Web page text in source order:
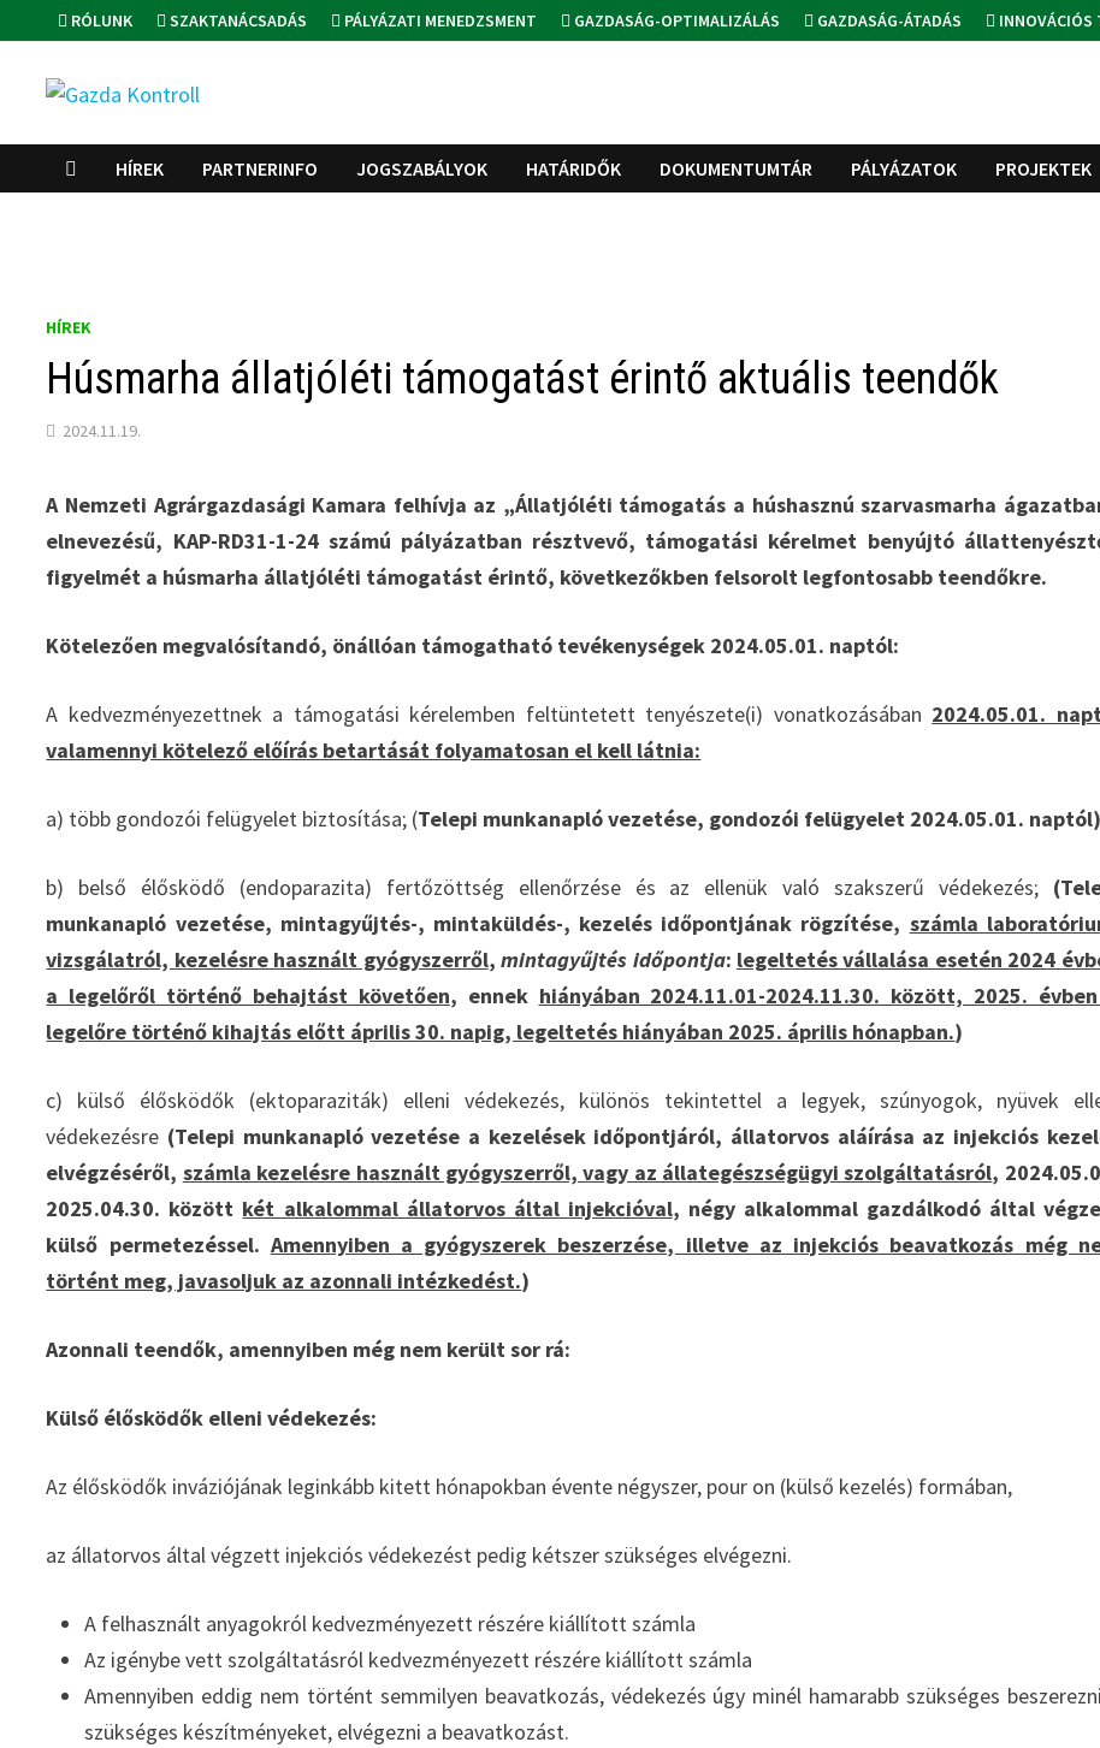
to
content
RÓLUNK SZAKTANÁCSADÁS PÁLYÁZATI MENEDZSMENT GAZDASÁG-OPTIMALIZÁLÁS GAZDASÁG-ÁTADÁS INNOVÁCIÓS
HÍREK PARTNERINFO JOGSZABÁLYOK HATÁRIDŐK DOKUMENTUMTÁR PÁLYÁZATOK PROJEKTEK
HÍREK
Húsmarha állatjóléti támogatást érintő aktuális teendők
2024.11.19.
A Nemzeti Agrárgazdasági Kamara felhívja az „Állatjóléti támogatás a húshasznú szarvasmarha
elnevezésű, KAP-RD31-1-24 számú pályázatban résztvevő, támogatási kérelmet benyújtó
figyelmét a húsmarha állatjóléti támogatást érintő, következőkben felsorolt legfontosabb teendőkre.
Kötelezően megvalósítandó, önállóan támogatható tevékenységek 2024.05.01. naptól:
A kedvezményezettnek a támogatási kérelemben feltüntetett tenyészete(i) vonatkozásában 2024.05.01.
valamennyi kötelező előírás betartását folyamatosan el kell látnia:
a) több gondozói felügyelet biztosítása; (Telepi munkanapló vezetése, gondozói felügyelet 2024.05.01. naptól)
b) belső élősködő (endoparazita) fertőzöttség ellenőrzése és az ellenük való szakszerű védekezés;
munkanapló vezetése, mintagyűjtés-, mintaküldés-, kezelés időpontjának rögzítése, számla
vizsgálatról, kezelésre használt gyógyszerről,mintagyűjtés időpontja: legeltetés vállalása esetén 2024
a legelőről történő behajtást követően, ennek hiányában 2024.11.01-2024.11.30. között, 2025.
legelőre történő kihajtás előtt április 30. napig, legeltetés hiányában 2025. április hónapban.)
c) külső élősködők (ektoparaziták) elleni védekezés, különös tekintettel a legyek, szúnyogok, nyüvek
védekezésre (Telepi munkanapló vezetése a kezelések időpontjáról, állatorvos aláírása az injekciós
elvégzéséről, számla kezelésre használt gyógyszerről, vagy az állategészségügyi szolgáltatásról,
2025.04.30. között két alkalommal állatorvos által injekcióval, négy alkalommal gazdálkodó által
külső permetezéssel. Amennyiben a gyógyszerek beszerzése, illetve az injekciós beavatkozás még
történt meg, javasoljuk az azonnali intézkedést.)
Azonnali teendők, amennyiben még nem került sor rá:
Külső élősködők elleni védekezés:
Az élősködők inváziójának leginkább kitett hónapokban évente négyszer, pour on (külső kezelés) formában,
az állatorvos által végzett injekciós védekezést pedig kétszer szükséges elvégezni.
A felhasznált anyagokról kedvezményezett részére kiállított számla
Az igénybe vett szolgáltatásról kedvezményezett részére kiállított számla
Amennyiben eddig nem történt semmilyen beavatkozás, védekezés úgy minél hamarabb szükséges
szükséges készítményeket, elvégezni a beavatkozást.